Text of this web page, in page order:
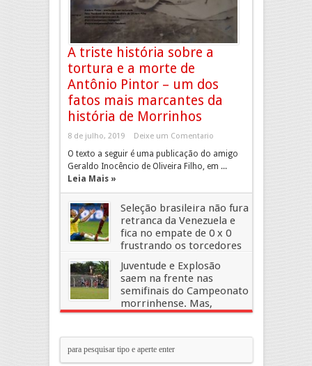
A triste história sobre a
tortura e a morte de
Antônio Pintor – um dos
fatos mais marcantes da
história de Morrinhos
8 de julho, 2019 Deixe um Comentario
O texto a seguir é uma publicação do amigo
Geraldo Inocêncio de Oliveira Filho, em ...
Leia Mais »
Seleção brasileira não fura
retranca da Venezuela e
fica no empate de 0 x 0
frustrando os torcedores
mais uma vez
19 de junho, 2019 Deixe um Comentario
Juventude e Explosão
saem na frente nas
semifinais do Campeonato
morrinhense. Mas,
Comercial e Independente ainda têm
13 de maio, 2019